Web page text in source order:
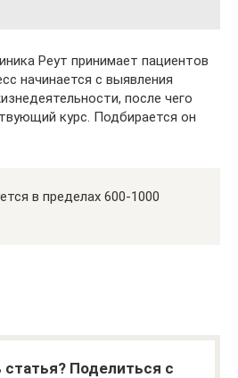
Реут принимает пациентов
начинается с выявления
после чего
курс. Подбирается он
в пределах 600-1000
статья? Поделиться с